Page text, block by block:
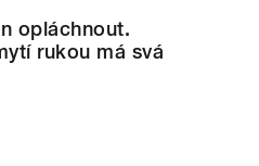
opláchnout.
rukou má svá